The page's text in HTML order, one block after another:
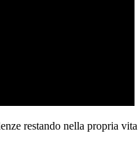
restando nella propria